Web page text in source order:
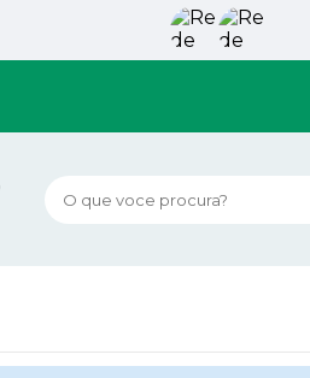
O que voce procura?